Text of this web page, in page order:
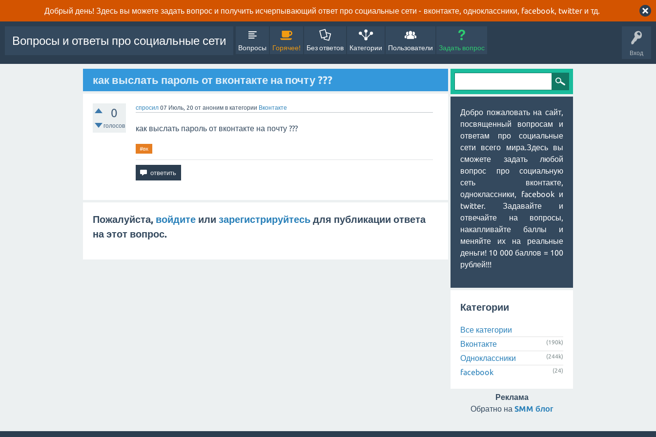
Добрый день! Здесь вы можете задать вопрос и получить исчерпывающий ответ про социальные сети - вконтакте, одноклассники, facebook, twitter и тд.
Вход
Вопросы и ответы про социальные сети
Вопросы Горячее! Без ответов Категории Пользователи Задать вопрос
как выслать пароль от вконтакте на почту ???
0
голосов
спросил 07 Июль, 20 от аноним в категории Вконтакте
как выслать пароль от вконтакте на почту ???
#вк
Пожалуйста, войдите или зарегистрируйтесь для публикации ответа
на этот вопрос.
Добро пожаловать на сайт,
посвященный вопросам и
ответам про социальные
сети всего мира.Здесь вы
сможете задать любой
вопрос про социальную
сеть вконтакте,
одноклассники, facebook и
twitter. Задавайте и
отвечайте на вопросы,
накапливайте баллы и
меняйте их на реальные
деньги! 10 000 баллов = 100
рублей!!!
Категории
Все категории
Вконтакте
(190k)
Одноклассники (244k)
facebook (24)
Реклама
Обратно на SMM блог